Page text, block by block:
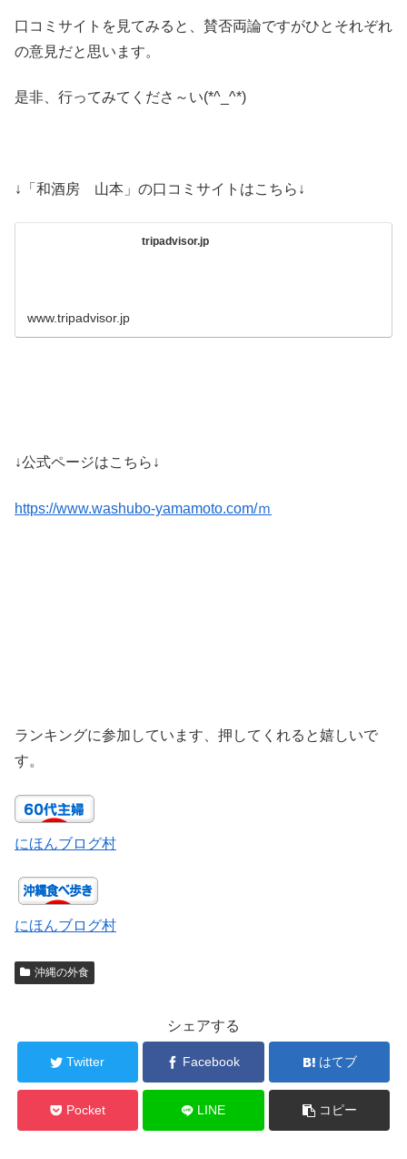
口コミサイトを見てみると、賛否両論ですがひとそれぞれ
の意見だと思います。
是非、行ってみてくださ～い(*^_^*)
↓「和酒房 山本」の口コミサイトはこちら↓
tripadvisor.jp
www.tripadvisor.jp
↓公式ページはこちら↓
https://www.washubo-yamamoto.com/ｍ
ランキングに参加しています、押してくれると嬉しいで
す。
にほんブログ村
にほんブログ村
沖縄の外食
シェアする
Twitter Facebook はてブ
Pocket LINE コピー